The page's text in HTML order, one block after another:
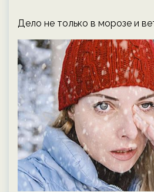
Дело не только в морозе и